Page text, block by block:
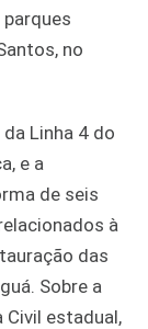
no
Linha 4 do
e a
de seis
à
das
Sobre a
Civil estadual,